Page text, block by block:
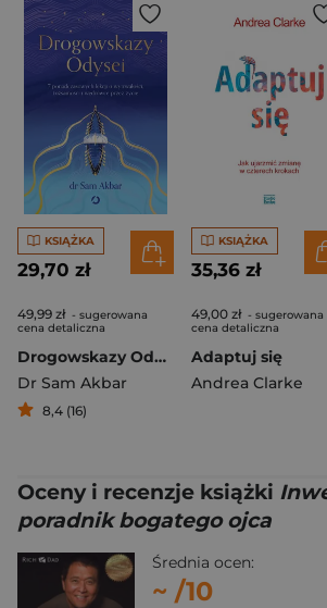
KSIĄŻKA
29,70 zł
49,99 zł - sugerowana
cena detaliczna
Drogowskazy Odysei. 7 ponadczasowych lekcji o wytrwałości, tożsamości i wędrówce przez życie
Dr Sam Akbar
8,4 (16)
KSIĄŻKA
35,36 zł
49,00 zł - sugerowana
cena detaliczna
Adaptuj się
Andrea Clarke
Oceny i recenzje książki
poradnik bogatego ojca
Średnia ocen:
~ /10